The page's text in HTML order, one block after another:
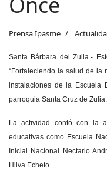
Prensa Ipasme
Santa Bárbara del Zulia.-
“Fortaleciendo la salud de la
instalaciones de la Escuela
parroquia Santa Cruz de
​La actividad contó con la
educativas como Escuela
Inicial Nacional Nectario
Hilva Echeto.